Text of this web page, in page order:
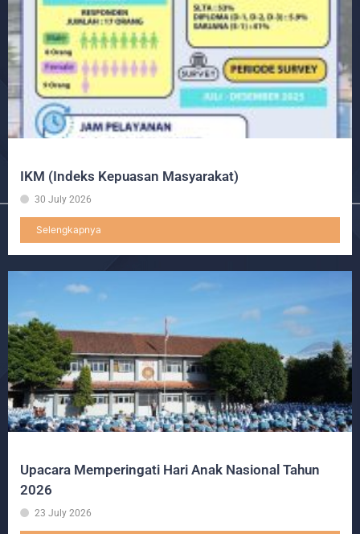
IKM (Indeks Kepuasan Masyarakat)
30 July 2026
Selengkapnya
Upacara Memperingati Hari Anak Nasional Tahun
2026
23 July 2026